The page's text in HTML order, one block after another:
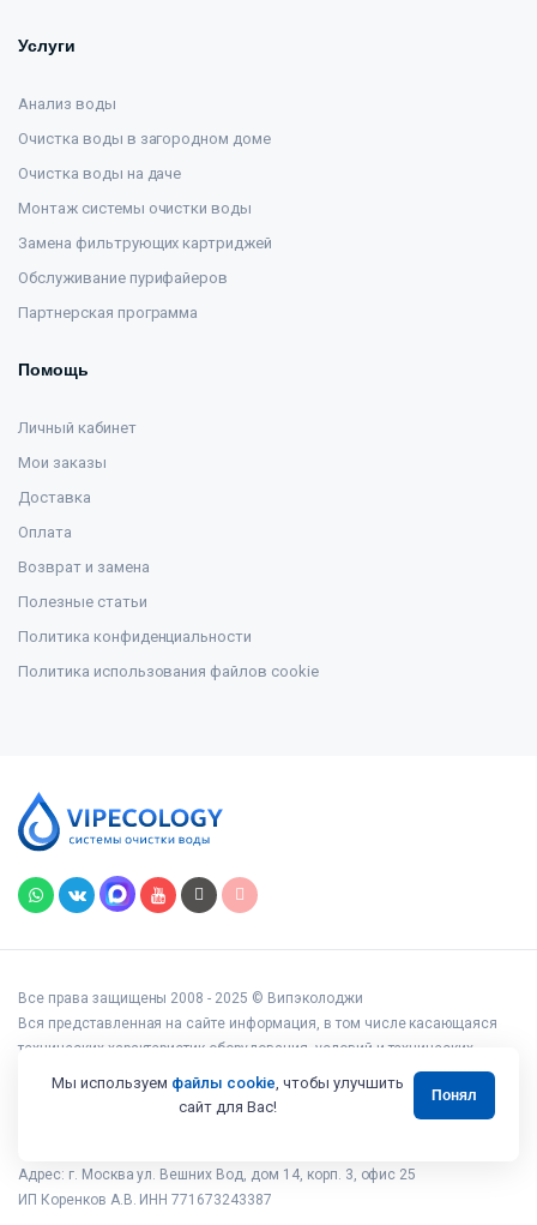
Услуги
Анализ воды
Очистка воды в загородном доме
Очистка воды на даче
Монтаж системы очистки воды
Замена фильтрующих картриджей
Обслуживание пурифайеров
Партнерская программа
Помощь
Личный кабинет
Мои заказы
Доставка
Оплата
Возврат и замена
Полезные статьи
Политика конфиденциальности
Политика использования файлов cookie
Все права защищены 2008 - 2025 © Випэколоджи
Вся представленная на сайте информация, в том числе касающаяся
технических характеристик оборудования, условий и технических
возможностей подключения, наличия на складе, стоимости товаров и
услуг, носит информационный характер и ни при каких условиях не
является публичной офертой, определяемой положениями статьи 437
Адрес: г. Москва ул. Вешних Вод, дом 14, корп. 3, офис 25
ИП Коренков А.В. ИНН 771673243387
Мы используем файлы cookie, чтобы улучшить
сайт для Вас!
Понял